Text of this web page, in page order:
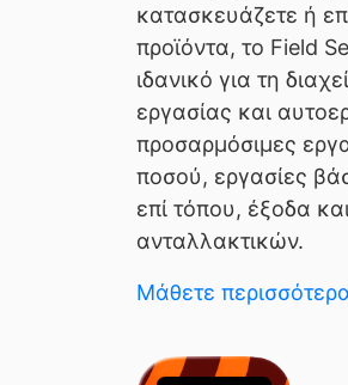
κατασκευάζετε ή
προϊόντα, το Field
ιδανικό για τη
εργασίας και
προσαρμόσιμες
ποσού, εργασίες
επί τόπου, έξοδα
ανταλλακτικών.
Μάθετε